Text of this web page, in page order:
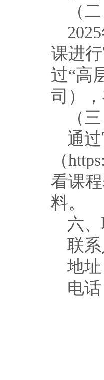
（
课进
过“高
司）
（
通
（
看课
料。
六
联
地
电